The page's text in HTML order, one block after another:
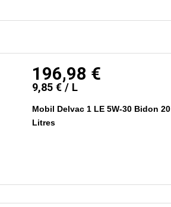
196,98 €
9,85 € / L
Mobil Delvac 1 LE 5W-30 Bidon 20
Litres